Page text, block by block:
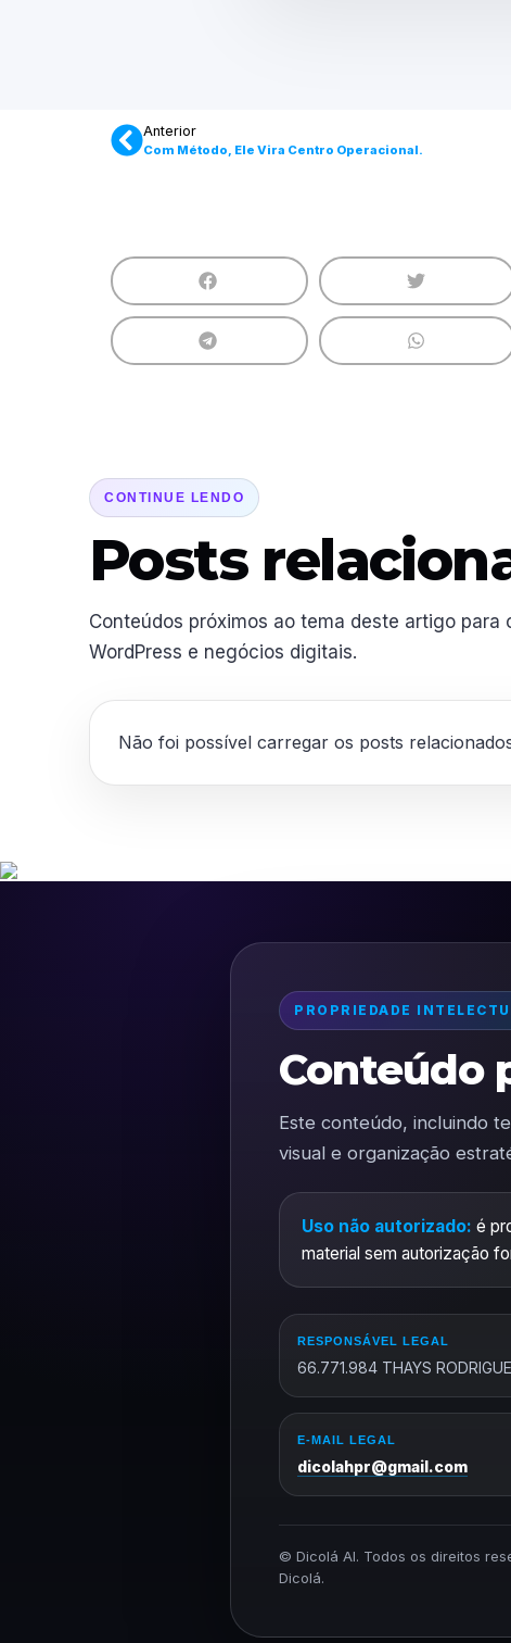
Anterior
Com Método, Ele Vira Centro Operacional.
CONTINUE LENDO
Posts
Conteúdos próximos ao tema deste artigo
WordPress e negócios digitais.
Não foi possível carregar os posts
PROPRIEDADE
Conteúdo
Este conteúdo, incluindo
visual e organização
Uso não autorizado: é
material sem autorização
RESPONSÁVEL LEGAL
66.771.984 THAYS
E-MAIL LEGAL
dicolahpr@gmail.com
© Dicolá AI. Todos os direitos
Dicolá.